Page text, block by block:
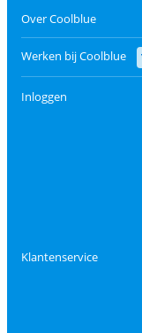
Over Coolblue
Werken bij Coolblue
Inloggen
Klantenservice